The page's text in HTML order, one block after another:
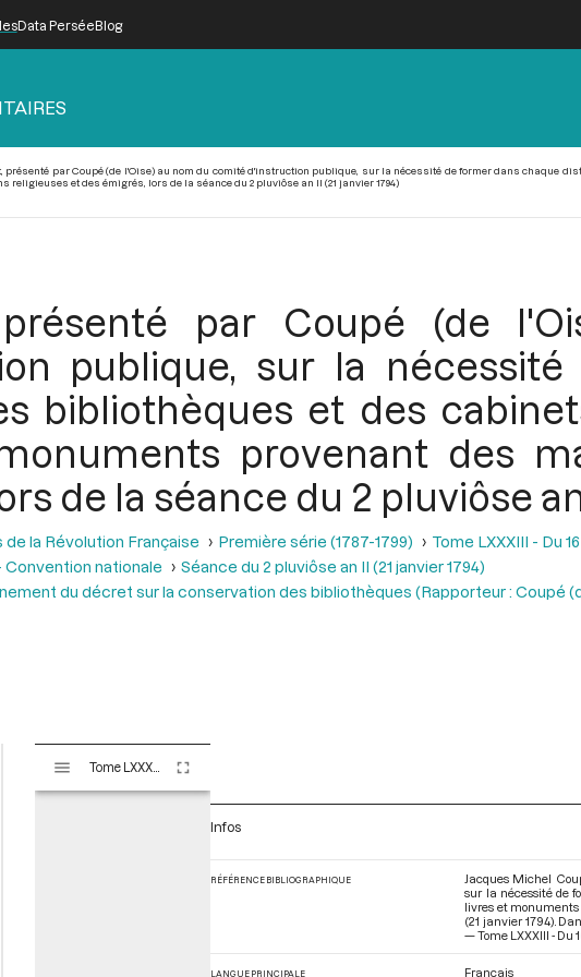
Data PerséeBlog
présenté par Coupé (de l'Oise) au nom du comité d'instruction publique, sur la nécessité de former dans chaque
religieuses et des émigrés, lors de la séance du 2 pluviôse an II (21 janvier 1794)
présenté par Coupé (de
publique, sur la
bibliothèques et des
provenant des
de la séance du 2 pluviôse an
la Révolution Française Première série (1787-1799)
Tome LXXXIII - Du
Convention nationale
Séance du 2 pluviôse an II (21 janvier 1794)
du décret sur la conservation des bibliothèques (Rapporteur : Coupé
s
Infos
RÉFÉRENCE BIBLIOGRAPHIQUE
Jacques Michel
sur la nécessité de
livres et monuments
(21 janvier 1794).
— Tome LXXXIII - Du
LANGUE PRINCIPALE Français